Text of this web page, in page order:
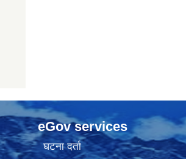
eGov services
घटना दर्ता